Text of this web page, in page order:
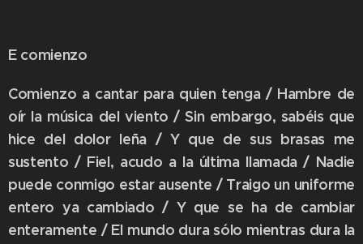
E comienzo
Comienzo a cantar para quien tenga / Hambre de
oír la música del viento / Sin embargo, sabéis que
hice del dolor leña / Y que de sus brasas me
sustento / Fiel, acudo a la última llamada / Nadie
puede conmigo estar ausente / Traigo un uniforme
entero ya cambiado / Y que se ha de cambiar
enteramente / El mundo dura sólo mientras dura la